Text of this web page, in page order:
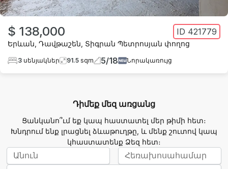
$ 138,000 ID 421779
Երևան Դավթաշեն Տիգրան Պետրոսյան փողոց
3 սենյակներ 91.5 sqm 5/18 Նորակառույց
Դիմեք մեզ առցանց
Ցանկանո՞ւմ եք կապ հաստատել մեր թիմի հետ։
Խնդրում ենք լրացնել ձևաթուղթը, և մենք շուտով կապ
կհաստատենք Ձեզ հետ։